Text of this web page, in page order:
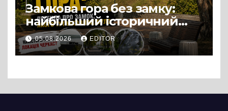
Замкова гора без замку:
найбільший історичний
міф Черкас
05.08.2026 EDITOR